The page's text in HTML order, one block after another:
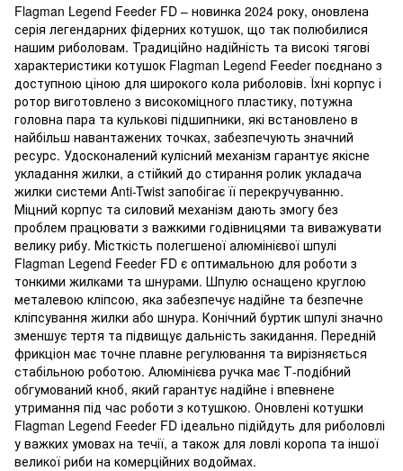
Flagman Legend Feeder FD – новинка 2024 року, оновлена ​​
серія легендарних фідерних котушок, що так полюбилися
нашим риболовам. Традиційно надійність та високі тягові
характеристики котушок Flagman Legend Feeder поєднано з
доступною ціною для широкого кола риболовів. Їхні корпус і
ротор виготовлено з високоміцного пластику, потужна
головна пара та кулькові підшипники, які встановлено в
найбільш навантажених точках, забезпечують значний
ресурс. Удосконалений кулісний механізм гарантує якісне
укладання жилки, а стійкий до стирання ролик укладача
жилки системи Anti-Twist запобігає її перекручуванню.
Міцний корпус та силовий механізм дають змогу без
проблем працювати з важкими годівницями та виважувати
велику рибу. Місткість полегшеної алюмінієвої шпулі
Flagman Legend Feeder FD є оптимальною для роботи з
тонкими жилками та шнурами. Шпулю оснащено круглою
металевою кліпсою, яка забезпечує надійне та безпечне
кліпсування жилки або шнура. Конічний буртик шпулі значно
зменшує тертя та підвищує дальність закидання. Передній
фрикціон має точне плавне регулювання та вирізняється
стабільною роботою. Алюмінієва ручка має Т-подібний
обгумований кноб, який гарантує надійне і впевнене
утримання під час роботи з котушкою. Оновлені котушки
Flagman Legend Feeder FD ідеально підійдуть для риболовлі
у важких умовах на течії, а також для ловлі коропа та іншої
великої риби на комерційних водоймах.